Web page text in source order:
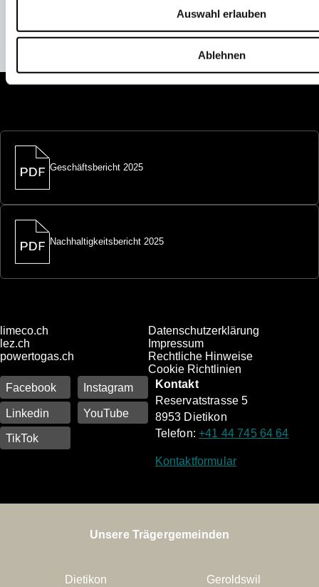
Auswahl erlauben
Ablehnen
Geschäftsbericht 2025
Nachhaltigkeitsbericht 2025
limeco.ch
lez.ch
powertogas.ch
Datenschutzerklärung
Impressum
Rechtliche Hinweise
Cookie Richtlinien
Facebook
Instagram
Linkedin YouTube
TikTok
Kontakt
Reservatstrasse 5
8953 Dietikon
Telefon:+41 44 745 64 64
Kontaktformular
Unsere Trägergemeinden
Dietikon Geroldswil